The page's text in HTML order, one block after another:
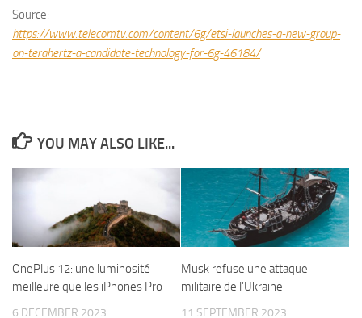
Source:
https://www.telecomtv.com/content/6g/etsi-launches-a-new-group-
on-terahertz-a-candidate-technology-for-6g-46184/
YOU MAY ALSO LIKE...
OnePlus 12: une luminosité
meilleure que les iPhones Pro
6 DECEMBER 2023
Musk refuse une attaque
militaire de l’Ukraine
11 SEPTEMBER 2023